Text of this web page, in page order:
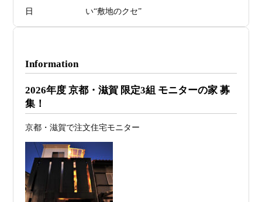
日
い“敷地のクセ”
日
ァーススト一級建築士事務所が考える“設
2026年07月24
旗竿地・狭小地は「土地代が安い＝お
得」ではない ―道路が狭い京都・滋賀で
こそ知っておくべき“建築費が上がる理
由”―
Information
2026年度 京都・滋賀 限定3組 モニターの家 募
集！
京都・滋賀で注文住宅モニター